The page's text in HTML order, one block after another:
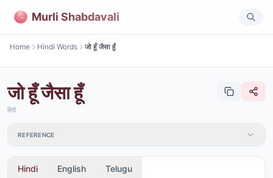
Murli Shabdavali
Home Hindi Words जो हूँ जैसा हूँ
जो हूँ जैसा हूँ
हिंदी
REFERENCE
Hindi English Telugu